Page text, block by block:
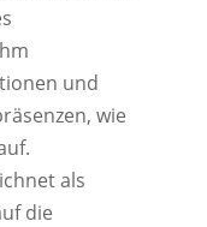
und
wie
als
die